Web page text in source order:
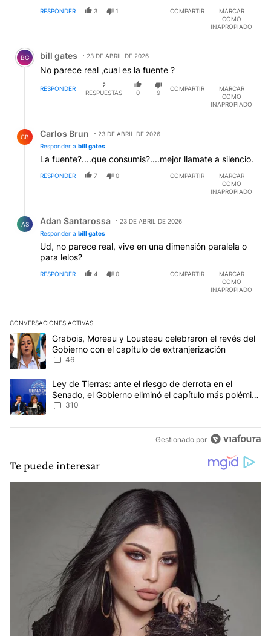
RESPONDER 3 1 COMPARTIR
MARCAR
COMO
INAPROPIADO
Comentario de bill gates.
BG bill gates 23 DE ABRIL DE 2026
No parece real ,cual es la fuente ?
RESPONDER
2
RESPUESTAS
0 9
COMPARTIR
MARCAR
COMO
INAPROPIADO
CB Carlos Brun
23 DE ABRIL DE 2026
Responder a bill gates
La fuente?....que consumis?....mejor llamate a silencio.
RESPONDER 7 0 COMPARTIR
MARCAR
COMO
INAPROPIADO
AS Adan Santarossa
23 DE ABRIL DE 2026
Responder a bill gates
Ud, no parece real, vive en una dimensión paralela o
para lelos?
RESPONDER 4 0 COMPARTIR
MARCAR
COMO
INAPROPIADO
CONVERSACIONES ACTIVAS
Este listado muestra los artículos con más comentarios en los
Un artículo de tendencia con el título "Grabois, Moreau y
Grabois, Moreau y Lousteau celebraron el revés del
Gobierno con el capítulo de extranjerización
46
Un artículo de tendencia con el título "Ley de Tierras: ante el
Ley de Tierras: ante el riesgo de derrota en el
Senado, el Gobierno eliminó el capítulo más polémico
del proyecto
310
Gestionado por